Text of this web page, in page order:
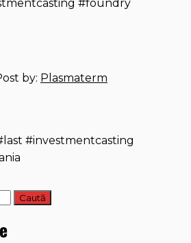
#foundry
by: Plasmaterm
#investmentcasting